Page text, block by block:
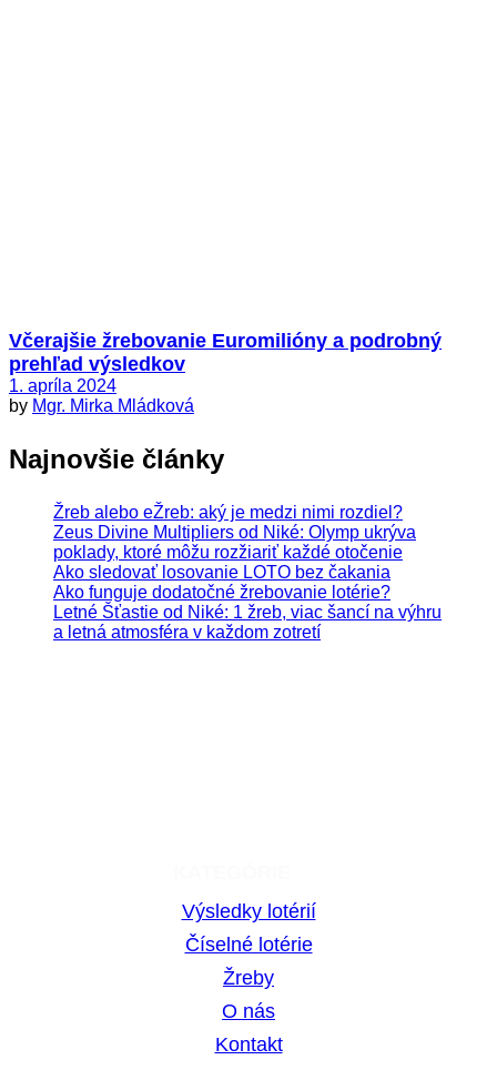
Včerajšie žrebovanie Euromilióny a podrobný
prehľad výsledkov
1. apríla 2024
by Mgr. Mirka Mládková
Najnovšie články
Žreb alebo eŽreb: aký je medzi nimi rozdiel?
Zeus Divine Multipliers od Niké: Olymp ukrýva
poklady, ktoré môžu rozžiariť každé otočenie
Ako sledovať losovanie LOTO bez čakania
Ako funguje dodatočné žrebovanie lotérie?
Letné Šťastie od Niké: 1 žreb, viac šancí na výhru
a letná atmosféra v každom zotretí
Výsledky lotérií
Číselné lotérie
Žreby
O nás
Kontakt